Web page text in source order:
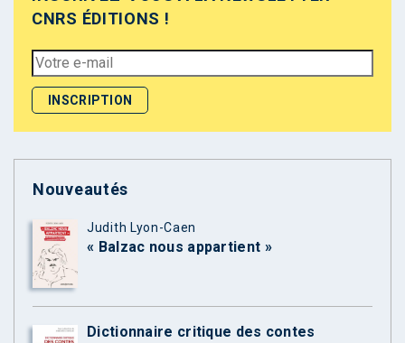
CNRS ÉDITIONS !
Nouveautés
Judith Lyon-Caen
« Balzac nous appartient »
Dictionnaire critique des contes